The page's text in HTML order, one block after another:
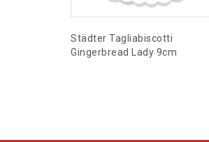
Städter Tagliabiscotti
Gingerbread Lady 9cm